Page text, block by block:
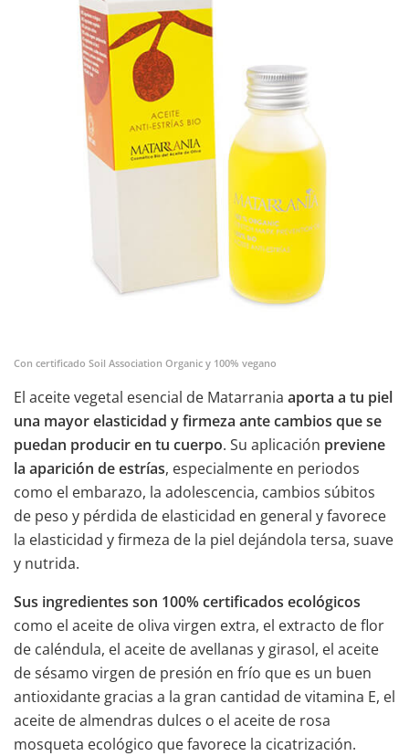
Con certificado Soil Association Organic y 100% vegano
El aceite vegetal esencial de Matarrania aporta a tu piel
una mayor elasticidad y firmeza ante cambios que se
puedan producir en tu cuerpo. Su aplicación previene
la aparición de estrías, especialmente en periodos
como el embarazo, la adolescencia, cambios súbitos
de peso y pérdida de elasticidad en general y favorece
la elasticidad y firmeza de la piel dejándola tersa, suave
y nutrida.
Sus ingredientes son 100% certificados ecológicos
como el aceite de oliva virgen extra, el extracto de flor
de caléndula, el aceite de avellanas y girasol, el aceite
de sésamo virgen de presión en frío que es un buen
antioxidante gracias a la gran cantidad de vitamina E, el
aceite de almendras dulces o el aceite de rosa
mosqueta ecológico que favorece la cicatrización.